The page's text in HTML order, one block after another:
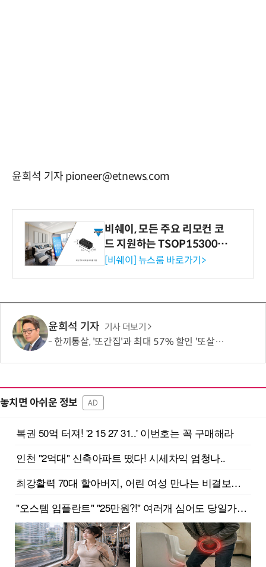
윤희석 기자 pioneer@etnews.com
비쉐이, 모든 주요 리모컨 코
드 지원하는 TSOP15300 시
리즈 IR 수신기 출시
[비쉐이] 뉴스룸 바로가기>
윤희석 기자 기사 더보기
한끼통살, '또간집'과 최대 57% 할인 '또살집' 프로모션
놓치면 아쉬운 정보 AD